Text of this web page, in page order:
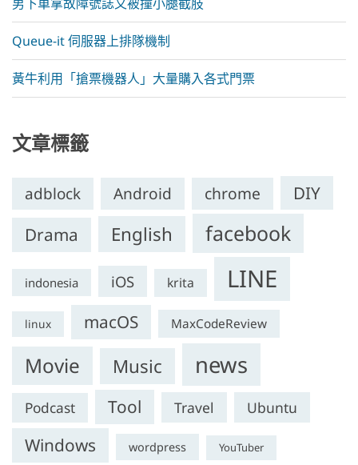
Queue-it 伺服器上排隊機制
黃牛利用「搶票機器人」大量購入各式門票
文章標籤
adblock Android chrome
DIY
Drama
English facebook
indonesia iOS krita LINE
linux macOS MaxCodeReview
Movie Music news
Podcast Tool Travel Ubuntu
Windows wordpress YouTuber